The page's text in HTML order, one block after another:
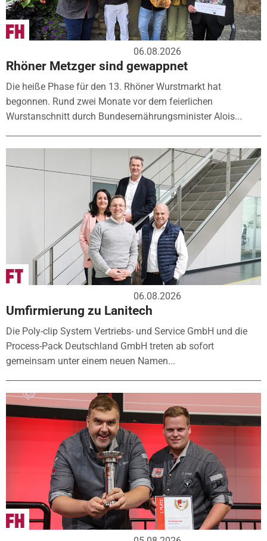
06.08.2026
Rhöner Metzger sind gewappnet
Die heiße Phase für den 13. Rhöner Wurstmarkt hat
begonnen. Rund zwei Monate vor dem feierlichen
Wurstanschnitt durch Bundesernährungsminister Alois...
06.08.2026
Umfirmierung zu Lanitech
Die Poly-clip System Vertriebs- und Service GmbH und die
Process-Pack Deutschland GmbH treten ab sofort
gemeinsam unter einem neuen Namen...